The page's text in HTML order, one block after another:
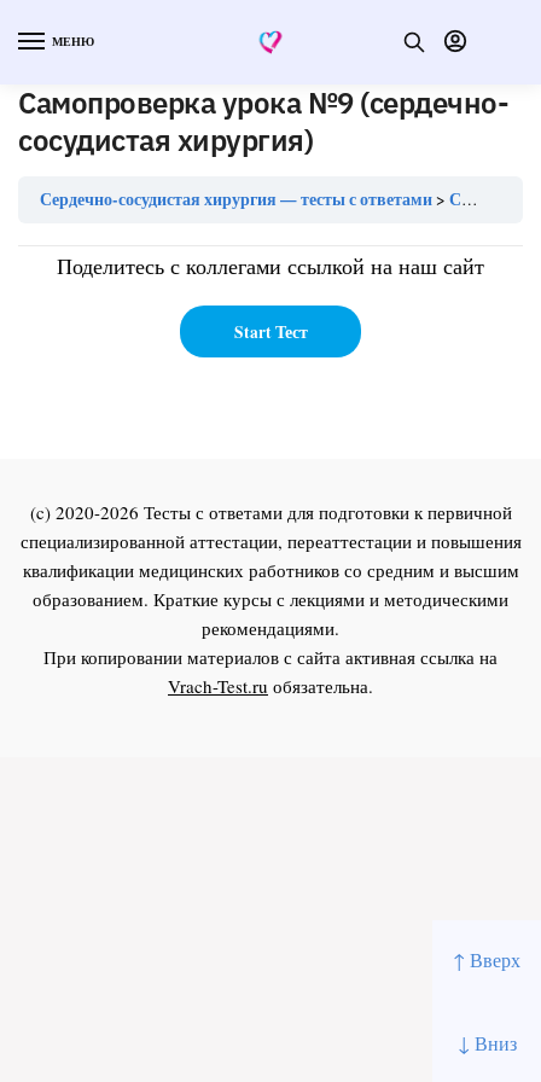
↑ Вверх
↓ Вниз
МЕНЮ
Самопроверка урока №9 (сердечно-
сосудистая хирургия)
Сердечно-сосудистая хирургия — тесты с ответами Самопроверка урока №9 (сердечно-сосудистая хирургия)
Поделитесь с коллегами ссылкой на наш сайт
(c) 2020-2026 Тесты с ответами для подготовки к первичной
специализированной аттестации, переаттестации и повышения
квалификации медицинских работников со средним и высшим
образованием. Краткие курсы с лекциями и методическими
рекомендациями.
При копировании материалов с сайта активная ссылка на
Vrach-Test.ru обязательна.